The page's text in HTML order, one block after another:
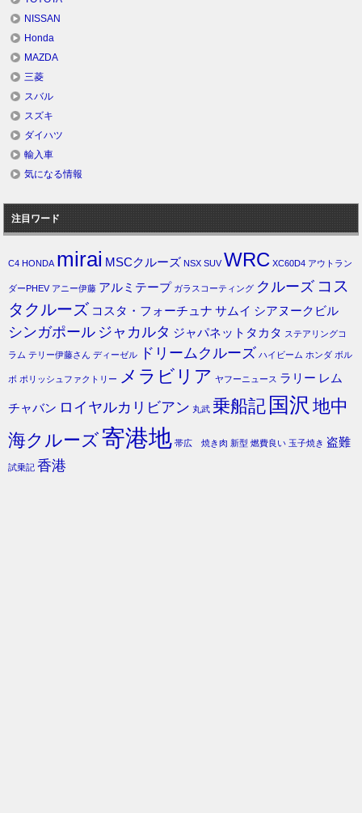
NISSAN
Honda
MAZDA
三菱
スバル
スズキ
ダイハツ
輸入車
気になる情報
注目ワード
C4 HONDA mirai MSCクルーズ NSX SUV WRC XC60D4 アウトラン
ダーPHEV アニー伊藤 アルミテープ ガラスコーティング クルーズ コス
タクルーズ コスタ・フォーチュナ サムイ シアヌークビル
シンガポール ジャカルタ ジャパネットタカタ ステアリングコ
ラム テリー伊藤さん ディーゼル ドリームクルーズ ハイビーム ホンダ ボル
ボ ポリッシュファクトリー メラビリア ヤフーニュース ラリー レム
チャバン ロイヤルカリビアン 丸武 乗船記 国沢 地中
海クルーズ寄港地 帯広 焼き肉 新型 燃費良い 玉子焼き 盗難
試乗記 香港